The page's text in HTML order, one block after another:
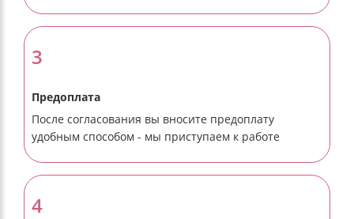
3
Предоплата
После согласования вы вносите предоплату
удобным способом - мы приступаем к работе
4